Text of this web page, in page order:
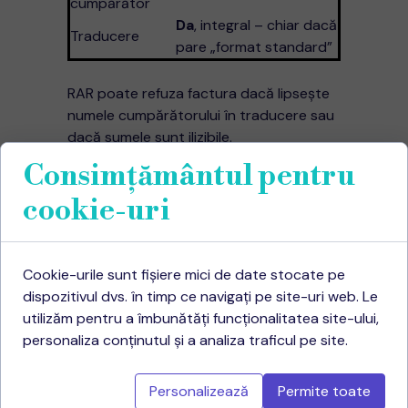
Traducere
Da, integral – chiar dacă
pare „format standard”
RAR poate refuza factura dacă lipseşte
numele cumpărătorului în traducere sau
dacă sumele sunt ilizibile.
5. De ce RAR
acceptă doar
traduceri
autorizate?
Conformitate legală: Ordin MJ
1054/2005 stipulează că doar
traducătorii autorizați pot certifica
fidelitatea traducerii.
Consimțământul pentru
cookie-uri
Cookie-urile sunt fișiere mici de date stocate pe
dispozitivul dvs. în timp ce navigați pe site-uri web. Le
utilizăm pentru a îmbunătăți funcționalitatea site-ului,
personaliza conținutul și a analiza traficul pe site.
Personalizează Permite toate